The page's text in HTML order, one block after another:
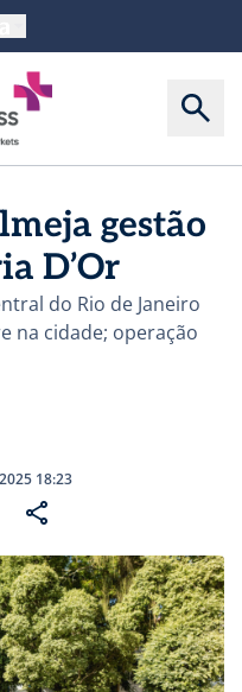
gestão
D’Or
do Rio de Janeiro
na cidade; operação
18:23